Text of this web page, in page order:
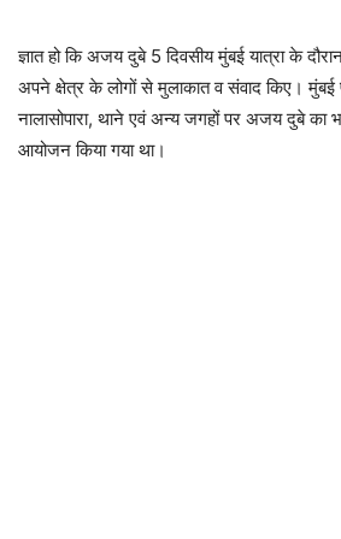
ज्ञात हो कि अजय दुबे 5 दिवसीय मुंबई यात्रा के
अपने क्षेत्र के लोगों से मुलाकात व संवाद किए। मुंबई
नालासोपारा, थाने एवं अन्य जगहों पर अजय दुबे का
आयोजन किया गया था।